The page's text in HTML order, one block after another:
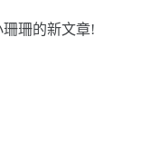
珊的新文章!